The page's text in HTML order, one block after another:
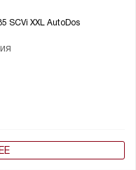
SCVi XXL AutoDos